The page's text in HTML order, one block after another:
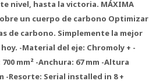
nivel, hasta la victoria. MÁXIMA
sobre un cuerpo de carbono Optimizar
de carbono. Simplemente la mejor
-Material del eje: Chromoly + -
mm² -Anchura: 67 mm -Altura
-Resorte: Serial installed in 8 +